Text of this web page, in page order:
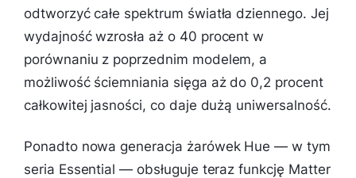
odtworzyć całe spektrum światła dziennego. Jej
wydajność wzrosła aż o 40 procent w
porównaniu z poprzednim modelem, a
możliwość ściemniania sięga aż do 0,2 procent
całkowitej jasności, co daje dużą uniwersalność.
Ponadto nowa generacja żarówek Hue — w tym
seria Essential — obsługuje teraz funkcję Matter